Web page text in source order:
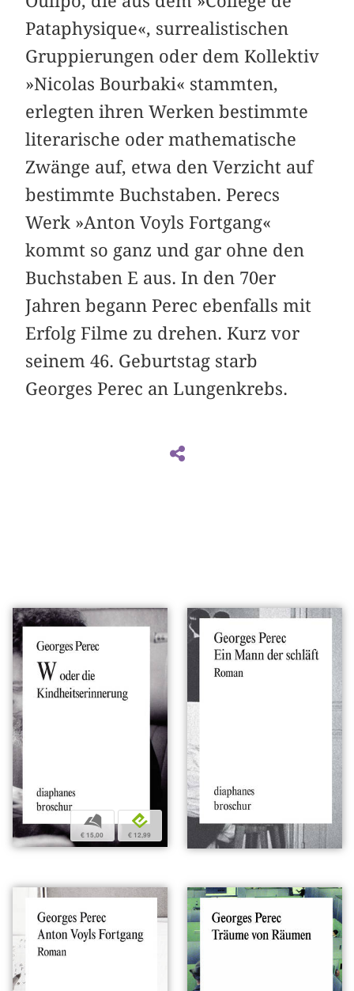
Pataphysique«, surrealistischen
Gruppierungen oder dem Kollektiv
»Nicolas Bourbaki« stammten,
erlegten ihren Werken bestimmte
literarische oder mathematische
Zwänge auf, etwa den Verzicht auf
bestimmte Buchstaben. Perecs
Werk »Anton Voyls Fortgang«
kommt so ganz und gar ohne den
Buchstaben E aus. In den 70er
Jahren begann Perec ebenfalls mit
Erfolg Filme zu drehen. Kurz vor
seinem 46. Geburtstag starb
Georges Perec an Lungenkrebs.
b
€ 15,00
e
€ 12,99